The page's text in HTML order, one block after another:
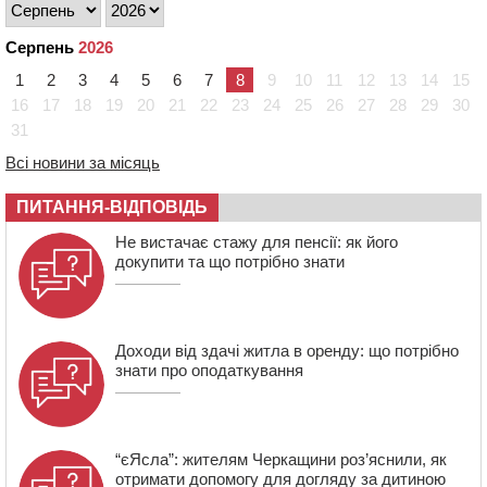
12:50 Внаслідок падіння вертольота загинув 28-річний
захисник зі Сміли
12:15
У центрі Черкас не поділили дорогу водії двох ВАЗів
11:29
У Черкасах до середини серпня обмежать рух
10:54 На Черкащині кількість укриттів збільшилась
10:15 У Черкасах водій Audi Q5 спричинив аварію, не
пропустивши інший кросовер
Серпень 2026
1
2 3 4 5 6 7 8 9 10 11 12 13 14
15
16
17 18 19 20 21 22 23 24 25 26 27 28 29
30
31
Всі новини за місяць
ПИТАННЯ-ВІДПОВІДЬ
Не вистачає стажу для пенсії: як його
докупити та що потрібно знати
Доходи від здачі житла в оренду: що потрібно
знати про оподаткування
“єЯсла”: жителям Черкащини роз’яснили, як
отримати допомогу для догляду за дитиною